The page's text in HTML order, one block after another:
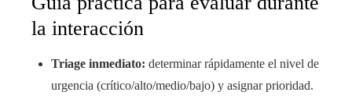
la interacción
Triage inmediato: determinar rápidamente el nivel de
urgencia (crítico/alto/medio/bajo) y asignar prioridad.